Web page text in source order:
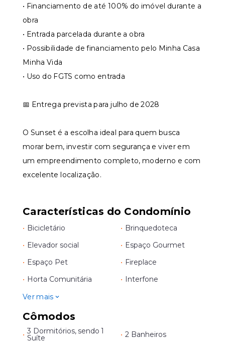
• Financiamento de até 100% do imóvel durante a
obra
• Entrada parcelada durante a obra
• Possibilidade de financiamento pelo Minha Casa
Minha Vida
• Uso do FGTS como entrada
📅 Entrega prevista para julho de 2028
O Sunset é a escolha ideal para quem busca
morar bem, investir com segurança e viver em
um empreendimento completo, moderno e com
excelente localização.
Características do Condomínio
• Bicicletário • Brinquedoteca
• Elevador social • Espaço Gourmet
• Espaço Pet • Fireplace
• Horta Comunitária • Interfone
Ver mais
Cômodos
• 3 Dormitórios, sendo 1
Suíte • 2 Banheiros